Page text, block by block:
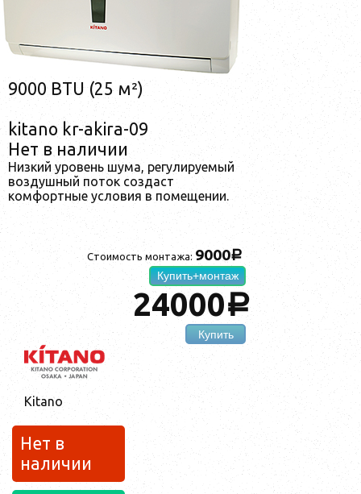
9000 BTU (25 м²)
kitano kr-akira-09
Нет в наличии
Низкий уровень шума, регулируемый
воздушный поток создаст
комфортные условия в помещении.
Стоимость монтажа: 9000a
Купить+монтаж
24000a
Купить
Kitano
Нет в
наличии